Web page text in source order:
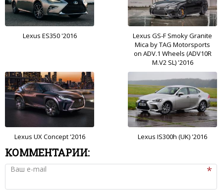
Lexus ES350 '2016
Lexus GS-F Smoky Granite
Mica by TAG Motorsports
on ADV.1 Wheels (ADV10R
M.V2 SL) '2016
Lexus UX Concept '2016 Lexus IS300h (UK) '2016
КОММЕНТАРИИ:
Ваш e-mail